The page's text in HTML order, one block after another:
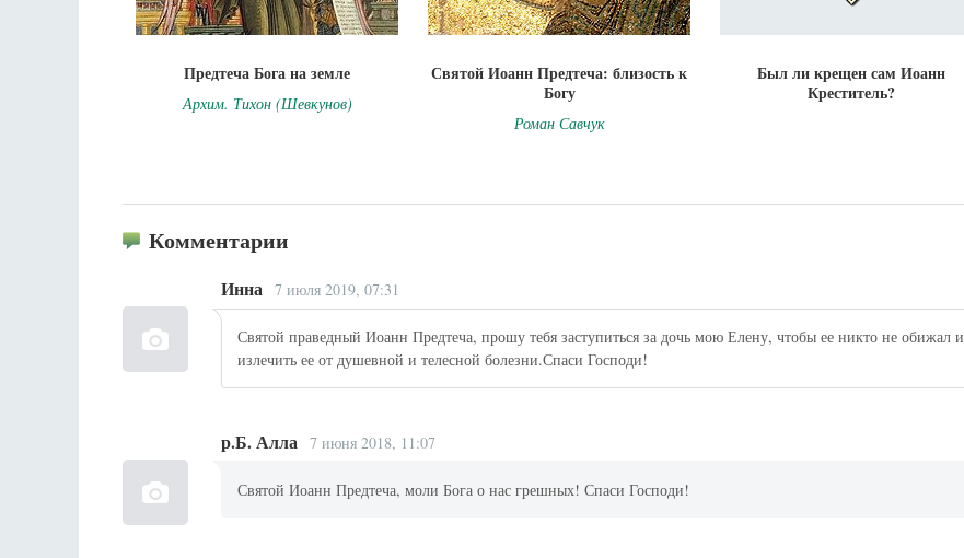
Предтеча Бога на земле
Архим. Тихон (Шевкунов)
Святой Иоанн Предтеча: близость к
Богу
Роман Савчук
Был ли крещен сам Иоанн
Креститель?
Комментарии
Инна 7 июля 2019, 07:31
Святой праведный Иоанн Предтеча, прошу тебя заступиться за дочь мою Елену, чтобы ее никто не обижал и
излечить ее от душевной и телесной болезни.Спаси Господи!
р.Б. Алла 7 июня 2018, 11:07
Святой Иоанн Предтеча, моли Бога о нас грешных! Спаси Господи!